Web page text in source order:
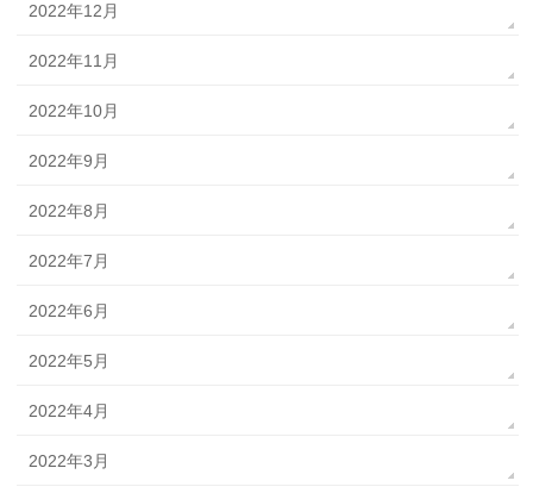
2022年12月
2022年11月
2022年10月
2022年9月
2022年8月
2022年7月
2022年6月
2022年5月
2022年4月
2022年3月